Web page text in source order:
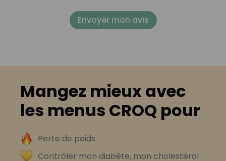
Envoyer mon avis
Mangez mieux avec
les menus CROQ pour
Perte de poids
Contrôler mon diabète, mon cholestérol